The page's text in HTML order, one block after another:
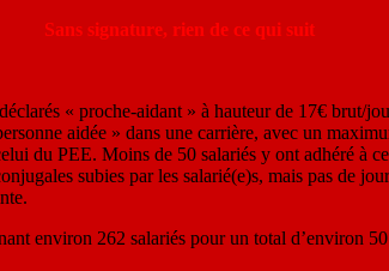
Sans signature, rien de ce qui suit
« proche-aidant » à hauteur de 17€ brut/
aidée » dans une carrière, avec un
du PEE. Moins de 50 salariés y ont adhéré à
subies par les salarié(e)s, mais pas de
environ 262 salariés pour un total d’environ